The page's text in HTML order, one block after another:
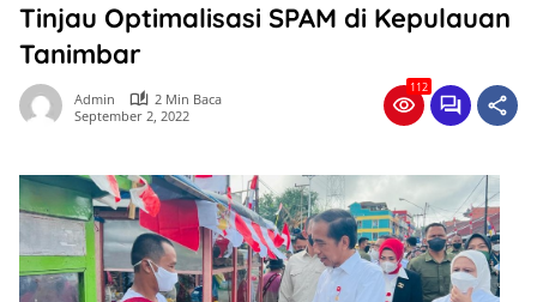
Tinjau Optimalisasi SPAM di Kepulauan
Tanimbar
Admin
2 Min Baca
September 2, 2022
112